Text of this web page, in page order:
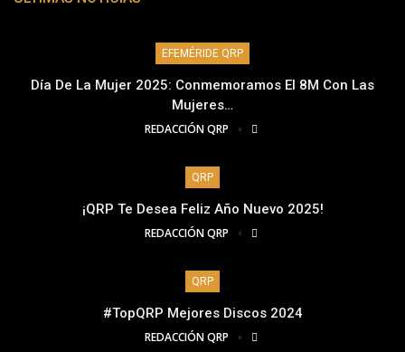
EFEMÉRIDE QRP
Día De La Mujer 2025: Conmemoramos El 8M Con Las
Mujeres…
REDACCIÓN QRP
QRP
¡QRP Te Desea Feliz Año Nuevo 2025!
REDACCIÓN QRP
QRP
#TopQRP Mejores Discos 2024
REDACCIÓN QRP